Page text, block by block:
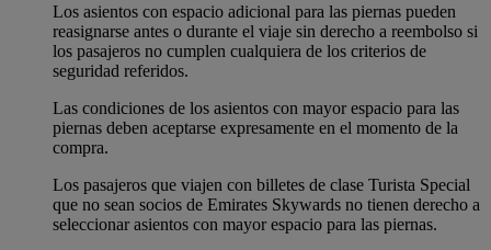
Los asientos con espacio adicional para las piernas pueden
reasignarse antes o durante el viaje sin derecho a reembolso si
los pasajeros no cumplen cualquiera de los criterios de
seguridad referidos.
Las condiciones de los asientos con mayor espacio para las
piernas deben aceptarse expresamente en el momento de la
compra.
Los pasajeros que viajen con billetes de clase Turista Special
que no sean socios de Emirates Skywards no tienen derecho a
seleccionar asientos con mayor espacio para las piernas.